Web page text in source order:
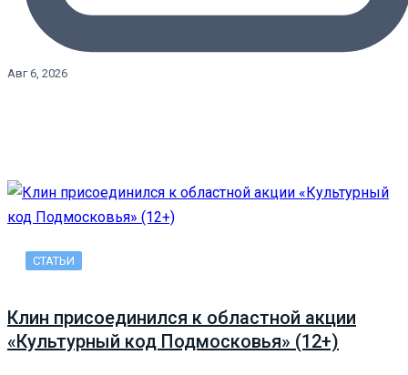
Авг 6, 2026
СТАТЬИ
Клин присоединился к областной акции
«Культурный код Подмосковья» (12+)